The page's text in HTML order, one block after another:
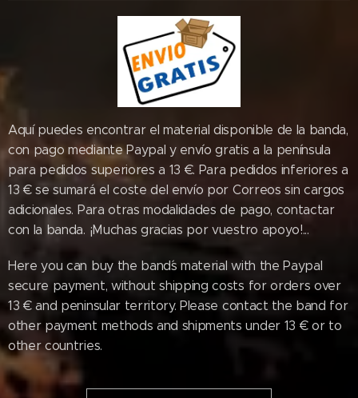
Aquí puedes encontrar el material disponible de la banda,
con pago mediante Paypal y envío gratis a la península
para pedidos superiores a 13 €. Para pedidos inferiores a
13 € se sumará el coste del envío por Correos sin cargos
adicionales. Para otras modalidades de pago, contactar
con la banda. ¡Muchas gracias por vuestro apoyo!...
Here you can buy the band´s material with the Paypal
secure payment, without shipping costs for orders over
13 € and peninsular territory. Please contact the band for
other payment methods and shipments under 13 € or to
other countries.